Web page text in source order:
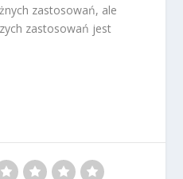
zastosowań, ale
zastosowań jest